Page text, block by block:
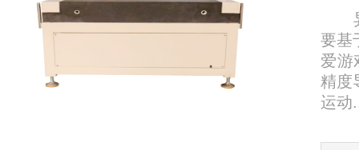
异
要基
爱游
精度
运动